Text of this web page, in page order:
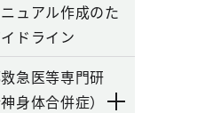
ュアル作成のた
ドライン
急医等専門研
身体合併症）